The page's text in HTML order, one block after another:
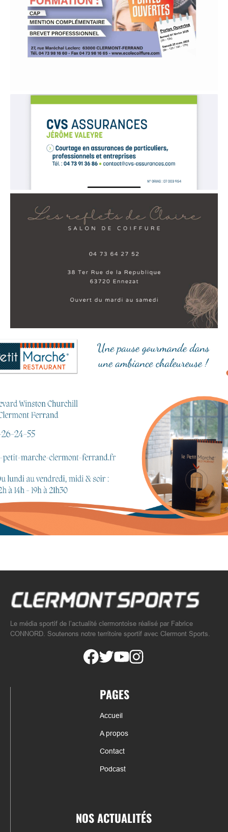
Le média sportif de l’actualité clermontoise réalisé par Fabrice
CONNORD. Soutenons notre territoire sportif avec Clermont Sports.
PAGES
Accueil
A propos
Contact
Podcast
NOS ACTUALITÉS